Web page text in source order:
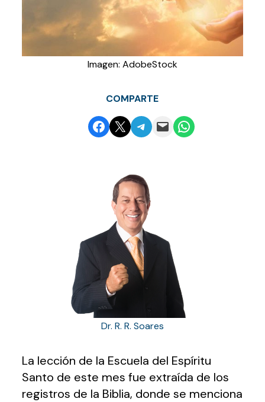
Imagen: AdobeStock
COMPARTE
Compartir en Facebook
Envía esta página por correo electrónico
Compartir en Telegram
Envía esta página por correo electrónico
Compartir en WhatsApp
Dr. R. R. Soares
La lección de la Escuela del Espíritu
Santo de este mes fue extraída de los
registros de la Biblia, donde se menciona